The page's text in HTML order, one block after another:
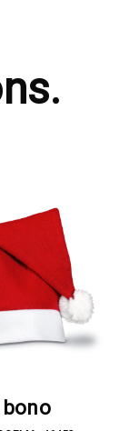
bono